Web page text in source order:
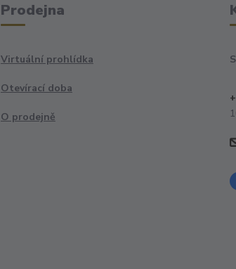
Prodejna
Virtuální prohlídka
Otevírací doba
O prodejně